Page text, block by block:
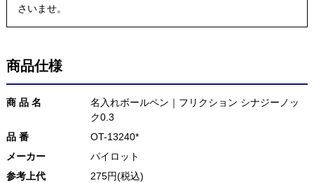
さいませ。
商品仕様
商 品 名
名入れボールペン｜フリクション シナジーノッ
ク0.3
品 番
OT-13240*
メーカー
パイロット
参考上代
275円(税込)